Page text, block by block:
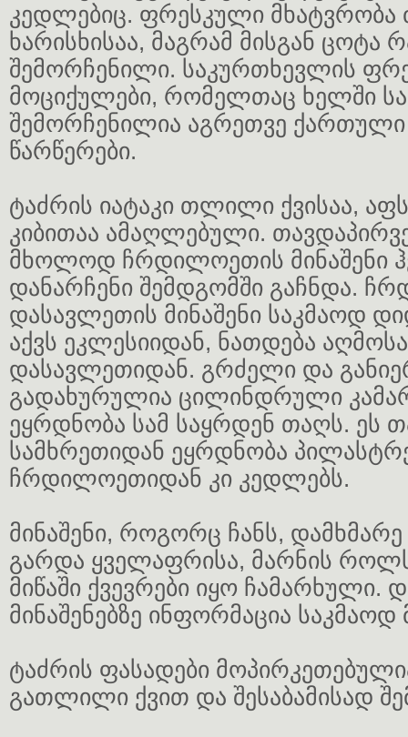
კედლებიც. ფრესკული მხატვრობა
ხარისხისაა, მაგრამ მისგან ცოტა
შემორჩენილი. საკურთხევლის
მოციქულები, რომელთაც ხელში
შემორჩენილია აგრეთვე
წარწერები.
ტაძრის იატაკი თლილი ქვისაა,
კიბითაა ამაღლებული.
მხოლოდ ჩრდილოეთის მინაშენი
დანარჩენი შემდგომში გაჩნდა.
დასავლეთის მინაშენი საკმაოდ
აქვს ეკლესიიდან, ნათდება
დასავლეთიდან. გრძელი და
გადახურულია ცილინდრული
ეყრდნობა სამ საყრდენ თაღს. ეს
სამხრეთიდან ეყრდნობა
ჩრდილოეთიდან კი კედლებს.
მინაშენი, როგორც ჩანს,
გარდა ყველაფრისა, მარნის
მიწაში ქვევრები იყო ჩამარხული.
მინაშენებზე ინფორმაცია საკმაოდ
ტაძრის ფასადები
გათლილი ქვით და შესაბამისად